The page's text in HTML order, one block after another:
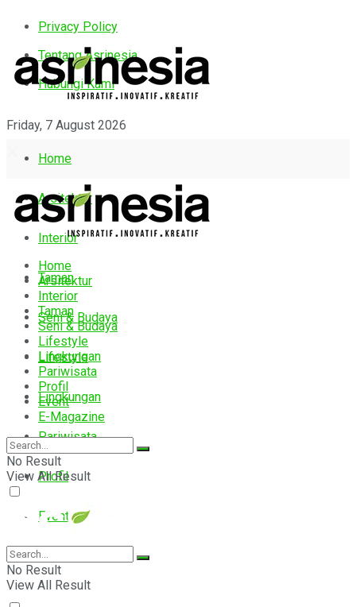
Privacy Policy
Tentang Asrinesia
Hubungi Kami
Friday, 7 August 2026
Home
Arsitektur
Interior
Taman
Seni & Budaya
Lifestyle
Lingkungan
Pariwisata
Profil
Event
E-Magazine
Home
Arsitektur
Interior
Taman
Seni & Budaya
Lifestyle
Lingkungan
Pariwisata
Profil
Event
E-Magazine
No Result
View All Result
No Result
View All Result